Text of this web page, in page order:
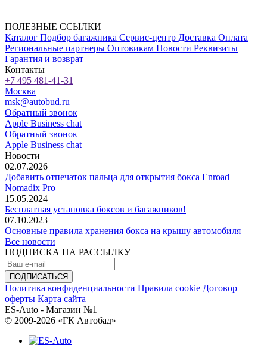
ПОЛЕЗНЫЕ ССЫЛКИ
Каталог Подбор багажника Сервис-центр Доставка Оплата
Региональные партнеры Оптовикам Новости Реквизиты
Гарантия и возврат
Контакты
+7 495 481-41-31
Москва
msk@autobud.ru
Обратный звонок
Apple Business chat
Обратный звонок
Apple Business chat
Новости
02.07.2026
Добавить отпечаток пальца для открытия бокса Enroad
Nomadix Pro
15.05.2024
Бесплатная установка боксов и багажников!
07.10.2023
Основные правила хранения бокса на крышу автомобиля
Все новости
ПОДПИСКА НА РАССЫЛКУ
Политика конфиденциальности Правила cookie Договор
оферты Карта сайта
ES-Auto - Магазин №1
© 2009-2026 «ГК Автобад»